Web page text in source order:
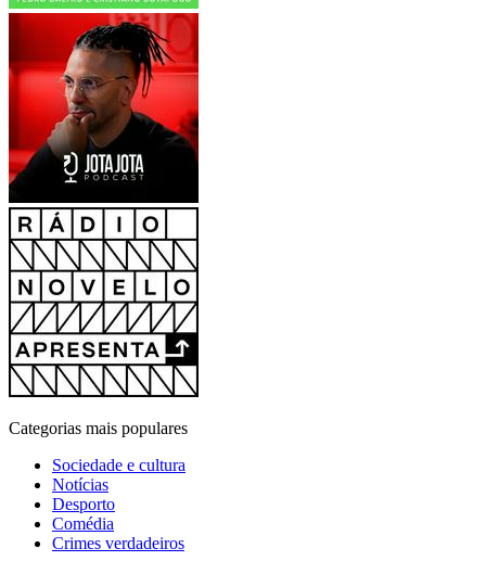
Categorias mais populares
Sociedade e cultura
Notícias
Desporto
Comédia
Crimes verdadeiros